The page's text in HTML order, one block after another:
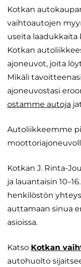
Kotkan
vaihtoautojen
useita
Kotkan
ajoneuvot, joita
Mikäli
ajoneuvostasi
ostamme autoja
Autoliikkeemme
Kotkan J. Rinta-
ja lauantaisin
henkilöstön
auttamaan sinua
asioissa.
Katso Kotkan
autohuolto